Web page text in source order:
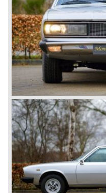
V6 engine
1 overhead camshaft per
induction: twin choke
cylinder capacity: 3235 cc
capacity: 165 DIN bhp at
top-speed: 118 mph - 190
gearbox: 3-speed
brakes: servo assisted
weight: 1555 kg